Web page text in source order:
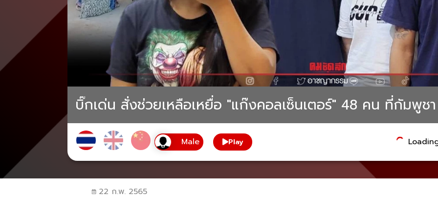
บิ๊กเด่น สั่งช่วยเหลือเหยื่อ "แก๊งคอลเซ็นเตอร์" 48 คน ที่กัมพูชา
Play
22 ก.พ. 2565